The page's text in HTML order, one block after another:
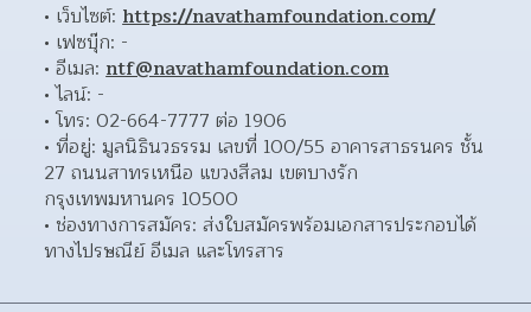
เว็บไซต์: https://navathamfoundation.com/
เฟซบุ๊ก: -
อีเมล: ntf@navathamfoundation.com
ไลน์: -
โทร: 02-664-7777 ต่อ 1906
ที่อยู่: มูลนิธินวธรรม เลขที่ 100/55 อาคารสาธรนคร ชั้น
27 ถนนสาทรเหนือ แขวงสีลม เขตบางรัก
กรุงเทพมหานคร 10500
ช่องทางการสมัคร: ส่งใบสมัครพร้อมเอกสารประกอบได้
ทางไปรษณีย์ อีเมล และโทรสาร